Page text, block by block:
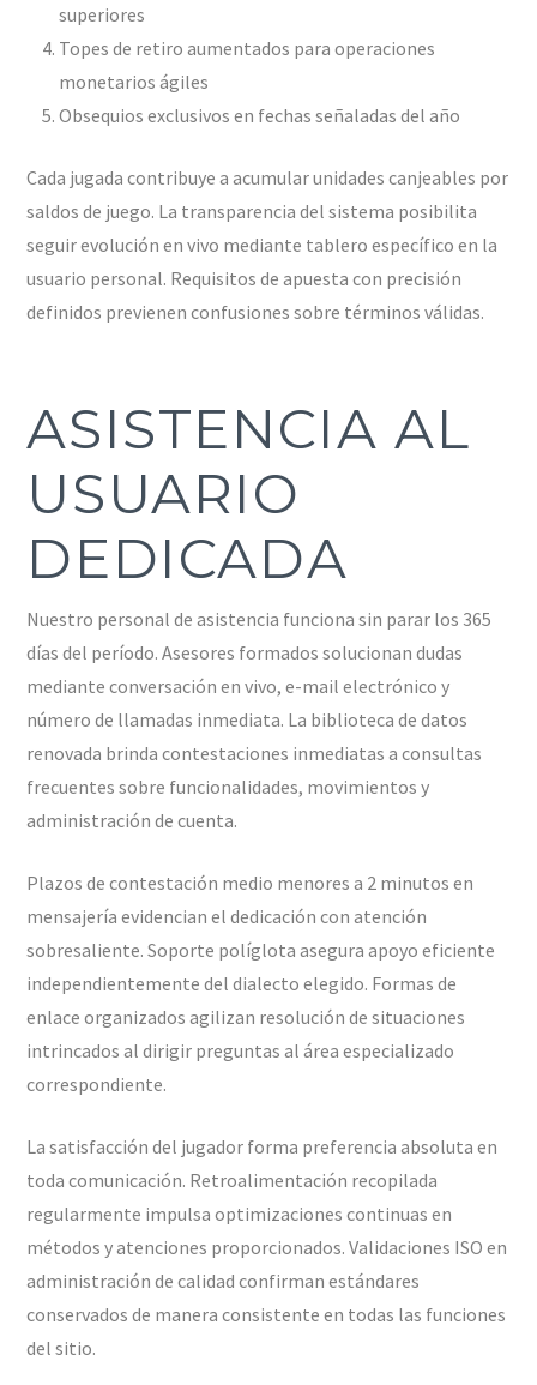
superiores
Topes de retiro aumentados para operaciones
monetarios ágiles
Obsequios exclusivos en fechas señaladas del año
Cada jugada contribuye a acumular unidades canjeables por
saldos de juego. La transparencia del sistema posibilita
seguir evolución en vivo mediante tablero específico en la
usuario personal. Requisitos de apuesta con precisión
definidos previenen confusiones sobre términos válidas.
ASISTENCIA AL
USUARIO
DEDICADA
Nuestro personal de asistencia funciona sin parar los 365
días del período. Asesores formados solucionan dudas
mediante conversación en vivo, e-mail electrónico y
número de llamadas inmediata. La biblioteca de datos
renovada brinda contestaciones inmediatas a consultas
frecuentes sobre funcionalidades, movimientos y
administración de cuenta.
Plazos de contestación medio menores a 2 minutos en
mensajería evidencian el dedicación con atención
sobresaliente. Soporte políglota asegura apoyo eficiente
independientemente del dialecto elegido. Formas de
enlace organizados agilizan resolución de situaciones
intrincados al dirigir preguntas al área especializado
correspondiente.
La satisfacción del jugador forma preferencia absoluta en
toda comunicación. Retroalimentación recopilada
regularmente impulsa optimizaciones continuas en
métodos y atenciones proporcionados. Validaciones ISO en
administración de calidad confirman estándares
conservados de manera consistente en todas las funciones
del sitio.